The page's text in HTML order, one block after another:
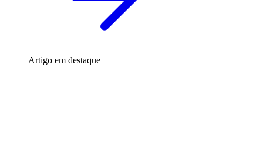
Artigo em destaque